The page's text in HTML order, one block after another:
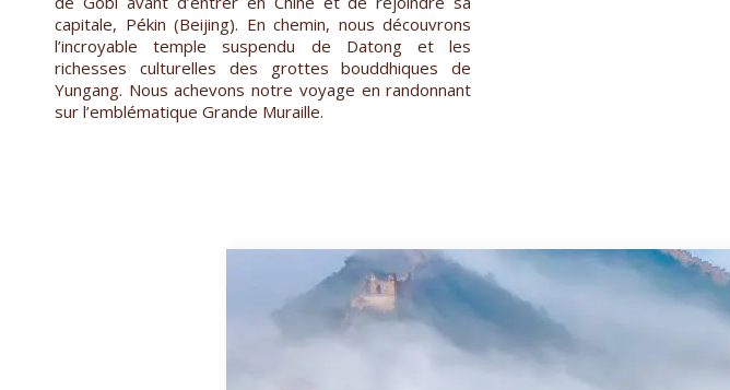
capitale, Pékin (Beijing). En chemin, nous découvrons
l’incroyable temple suspendu de Datong et les
richesses culturelles des grottes bouddhiques de
Yungang. Nous achevons notre voyage en randonnant
sur l’emblématique Grande Muraille.